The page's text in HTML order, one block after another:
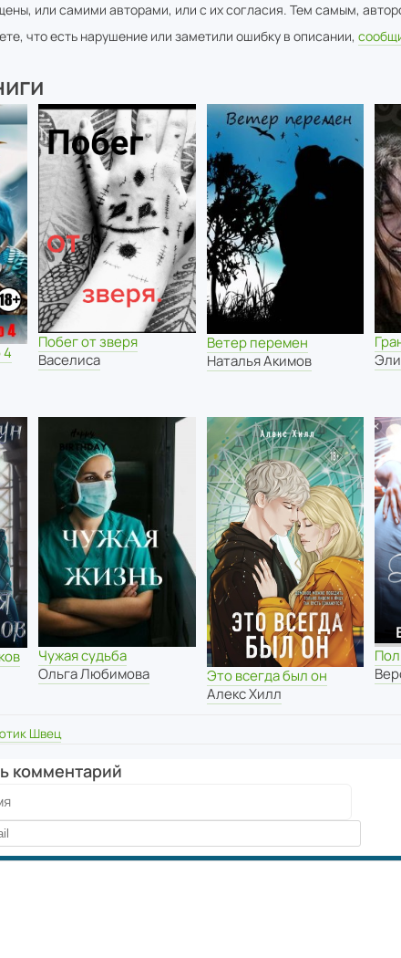
или самими авторами, или с их согласия. Тем самым,
что есть нарушение или заметили ошибку в описании,
4
Побег от зверя
Васелиса
Ветер перемен
Наталья Акимов
Чужая судьба
Ольга Любимова
Это всегда был он
Алекс Хилл
Швец
комментарий